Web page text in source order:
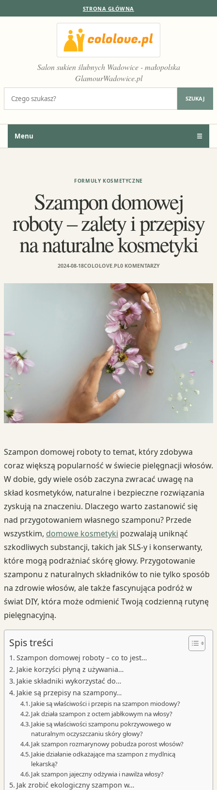
STRONA GŁÓWNA
Salon sukien ślubnych Wadowice - małopolska
GlamourWadowice.pl
SZUKAJ
Menu ☰
FORMUŁY KOSMETYCZNE
Szampon domowej
roboty – zalety i przepisy
na naturalne kosmetyki
2024-08-18COLOLOVE.PL0 KOMENTARZY
Szampon domowej roboty to temat, który zdobywa
coraz większą popularność w świecie pielęgnacji włosów.
W dobie, gdy wiele osób zaczyna zwracać uwagę na
skład kosmetyków, naturalne i bezpieczne rozwiązania
zyskują na znaczeniu. Dlaczego warto zastanowić się
nad przygotowaniem własnego szamponu? Przede
wszystkim, domowe kosmetyki pozwalają uniknąć
szkodliwych substancji, takich jak SLS-y i konserwanty,
które mogą podrażniać skórę głowy. Przygotowanie
szamponu z naturalnych składników to nie tylko sposób
na zdrowie włosów, ale także fascynująca podróż w
świat DIY, która może odmienić Twoją codzienną rutynę
pielęgnacyjną.
Spis treści
Szampon domowej roboty – co to jest…
Jakie korzyści płyną z używania…
Jakie składniki wykorzystać do…
Jakie są przepisy na szampony…
Jakie są właściwości i przepis na szampon miodowy?
Jak działa szampon z octem jabłkowym na włosy?
Jakie są właściwości szamponu pokrzywowego w
naturalnym oczyszczaniu skóry głowy?
Jak szampon rozmarynowy pobudza porost włosów?
Jakie działanie odkażające ma szampon z mydlnicą
lekarską?
Jak szampon jajeczny odżywia i nawilża włosy?
Jak zrobić ekologiczny szampon w…